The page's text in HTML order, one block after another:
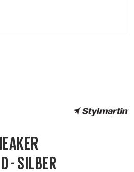
- SILBER